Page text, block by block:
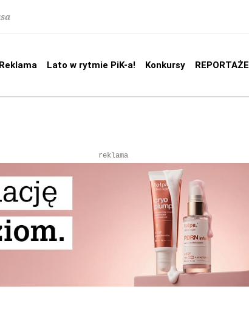
Reklama Lato w rytmie PiK-a! Konkursy REPORTAŻE
reklama